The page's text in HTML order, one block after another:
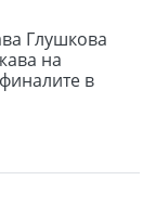
Глушкова
на
в